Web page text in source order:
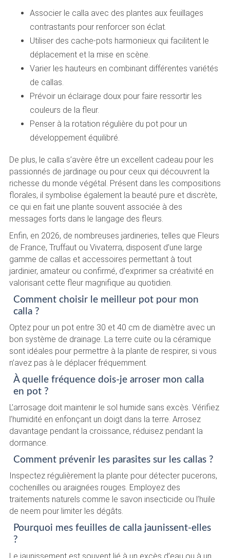
Associer le calla avec des plantes aux feuillages
contrastants pour renforcer son éclat.
Utiliser des cache-pots harmonieux qui facilitent le
déplacement et la mise en scène.
Varier les hauteurs en combinant différentes variétés
de callas.
Prévoir un éclairage doux pour faire ressortir les
couleurs de la fleur.
Penser à la rotation régulière du pot pour un
développement équilibré.
De plus, le calla s’avère être un excellent cadeau pour les
passionnés de jardinage ou pour ceux qui découvrent la
richesse du monde végétal. Présent dans les compositions
florales, il symbolise également la beauté pure et discrète,
ce qui en fait une plante souvent associée à des
messages forts dans le langage des fleurs.
Enfin, en 2026, de nombreuses jardineries, telles que Fleurs
de France, Truffaut ou Vivaterra, disposent d’une large
gamme de callas et accessoires permettant à tout
jardinier, amateur ou confirmé, d’exprimer sa créativité en
valorisant cette fleur magnifique au quotidien.
Comment choisir le meilleur pot pour mon
calla ?
Optez pour un pot entre 30 et 40 cm de diamètre avec un
bon système de drainage. La terre cuite ou la céramique
sont idéales pour permettre à la plante de respirer, si vous
n’avez pas à le déplacer fréquemment.
À quelle fréquence dois-je arroser mon calla
en pot ?
L’arrosage doit maintenir le sol humide sans excès. Vérifiez
l’humidité en enfonçant un doigt dans la terre. Arrosez
davantage pendant la croissance, réduisez pendant la
dormance.
Comment prévenir les parasites sur les callas ?
Inspectez régulièrement la plante pour détecter pucerons,
cochenilles ou araignées rouges. Employez des
traitements naturels comme le savon insecticide ou l’huile
de neem pour limiter les dégâts.
Pourquoi mes feuilles de calla jaunissent-elles
?
Le jaunissement est souvent lié à un excès d’eau ou à un